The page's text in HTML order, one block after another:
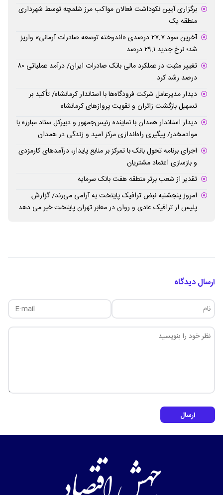
برگزاری آیین نکوداشت فعالان مواکب مرز شلمچه توسط شهرداری
منطقه یک
آخرین سود ۲۷.۷ درصدی «اندوخته توسعه صادرات آرمانی» واریز
شد؛ نرخ جدید ۲۹.۱ درصد
تغییر مثبت در عملکرد مالی بانک صادرات ایران/ درآمد عملیاتی ۸۰
درصد رشد کرد
دیدار مدیرعامل شرکت فرودگاه‌ها با استاندار کرمانشاه/ تأکید بر
تسهیل بازگشت زائران و تقویت پروازهای کرمانشاه
دیدار استاندار همدان با نماینده رئیس‌جمهور و دبیرکل ستاد مبارزه با
موادمخدر/ پیگیری راه‌اندازی مرکز امید و زندگی در همدان
اجرای برنامه تحول بانک با تمرکز بر منابع پایدار، درآمدهای کارمزدی
و بازسازی اعتماد مشتریان
تقدیر از شعب برتر منطقه هفت بانک سرمایه
امروز پنجشنبه نبض ترافیک پایتخت به آرامی می‌زند/ گزارش
پلیس از ترافیک عادی و روان در معابر تهران پایتخت خبر می دهد
ارسال دیدگاه
ارسال